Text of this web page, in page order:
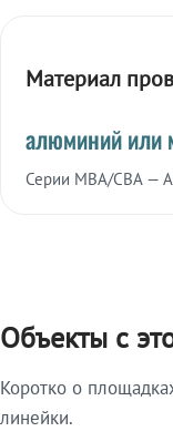
Материал
алюминий или
Серии МВА/СВА —
Объекты с
Коротко о
линейки.